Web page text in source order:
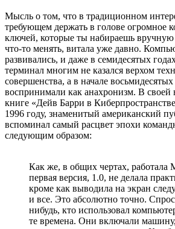
Мысль о том, что в традиционном
требующем держать в голове огромное
ключей, которые ты набираешь
что-то менять, витала уже давно.
развивались, и даже в семидесятых
терминал многим не казался верхом
совершенства, а в начале
воспринимали как анахронизм. В своей
книге «Дейв Барри в
1996 году, знаменитый американский
вспоминал самый расцвет эпохи
следующим образом:
Как же, в общих чертах, работала
первая версия, 1.0, не делала
кроме как выводила на экран
и все. Это абсолютно точно.
нибудь, кто использовал
те времена. Они включали